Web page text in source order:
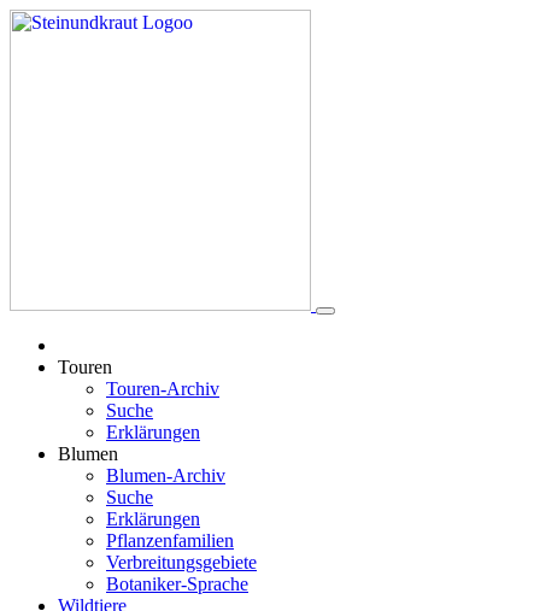
Touren
Touren-Archiv
Suche
Erklärungen
Blumen
Blumen-Archiv
Suche
Erklärungen
Pflanzenfamilien
Verbreitungsgebiete
Botaniker-Sprache
Wildtiere